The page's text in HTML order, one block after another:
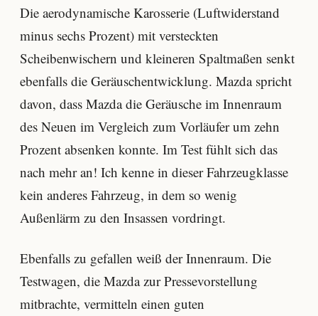
Die aerodynamische Karosserie (Luftwiderstand
minus sechs Prozent) mit versteckten
Scheibenwischern und kleineren Spaltmaßen senkt
ebenfalls die Geräuschentwicklung. Mazda spricht
davon, dass Mazda die Geräusche im Innenraum
des Neuen im Vergleich zum Vorläufer um zehn
Prozent absenken konnte. Im Test fühlt sich das
nach mehr an! Ich kenne in dieser Fahrzeugklasse
kein anderes Fahrzeug, in dem so wenig
Außenlärm zu den Insassen vordringt.
Ebenfalls zu gefallen weiß der Innenraum. Die
Testwagen, die Mazda zur Pressevorstellung
mitbrachte, vermitteln einen guten